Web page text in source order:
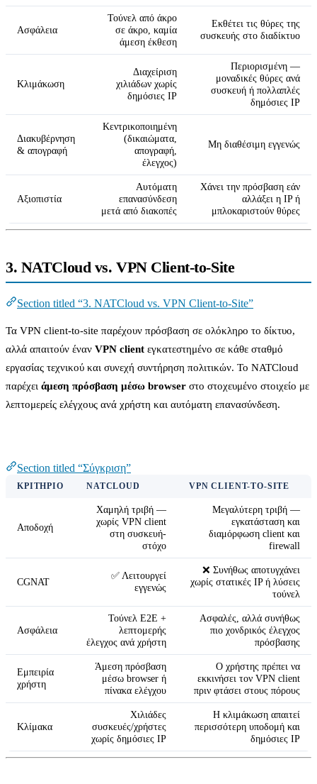
Ασφάλεια
Τούνελ από άκρο
σε άκρο, καμία
άμεση έκθεση
Εκθέτει τις θύρες της
συσκευής στο διαδίκτυο
Κλιμάκωση
Διαχείριση
χιλιάδων χωρίς
δημόσιες IP
Περιορισμένη —
μοναδικές θύρες ανά
συσκευή ή πολλαπλές
δημόσιες IP
Διακυβέρνηση
& απογραφή
Κεντρικοποιημένη
(δικαιώματα,
απογραφή,
έλεγχος)
Μη διαθέσιμη εγγενώς
Αξιοπιστία
Αυτόματη
επανασύνδεση
μετά από διακοπές
Χάνει την πρόσβαση εάν
αλλάξει η IP ή
μπλοκαριστούν θύρες
3. NATCloud vs. VPN Client-to-Site
Section titled “3. NATCloud vs. VPN Client-to-Site”
Τα VPN client-to-site παρέχουν πρόσβαση σε ολόκληρο το δίκτυο,
αλλά απαιτούν έναν VPN client εγκατεστημένο σε κάθε σταθμό
εργασίας τεχνικού και συνεχή συντήρηση πολιτικών. Το NATCloud
παρέχει άμεση πρόσβαση μέσω browser στο στοχευμένο στοιχείο με
λεπτομερείς ελέγχους ανά χρήστη και αυτόματη επανασύνδεση.
Section titled “Σύγκριση”
ΚΡΙΤΉΡΙΟ NATCLOUD VPN CLIENT-TO-SITE
Αποδοχή
Χαμηλή τριβή —
χωρίς VPN client
στη συσκευή-
στόχο
Μεγαλύτερη τριβή —
εγκατάσταση και
διαμόρφωση client και
firewall
CGNAT
✅ Λειτουργεί
εγγενώς
❌ Συνήθως αποτυγχάνει
χωρίς στατικές IP ή λύσεις
τούνελ
Ασφάλεια
Τούνελ E2E +
λεπτομερής
έλεγχος ανά χρήστη
Ασφαλές, αλλά συνήθως
πιο χονδρικός έλεγχος
πρόσβασης
Εμπειρία
χρήστη
Άμεση πρόσβαση
μέσω browser ή
πίνακα ελέγχου
Ο χρήστης πρέπει να
εκκινήσει τον VPN client
πριν φτάσει στους πόρους
Κλίμακα
Χιλιάδες
συσκευές/χρήστες
χωρίς δημόσιες IP
Η κλιμάκωση απαιτεί
περισσότερη υποδομή και
δημόσιες IP